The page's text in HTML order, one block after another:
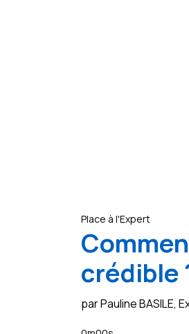
Place à l'Expert
crédible
par Pauline BASILE,